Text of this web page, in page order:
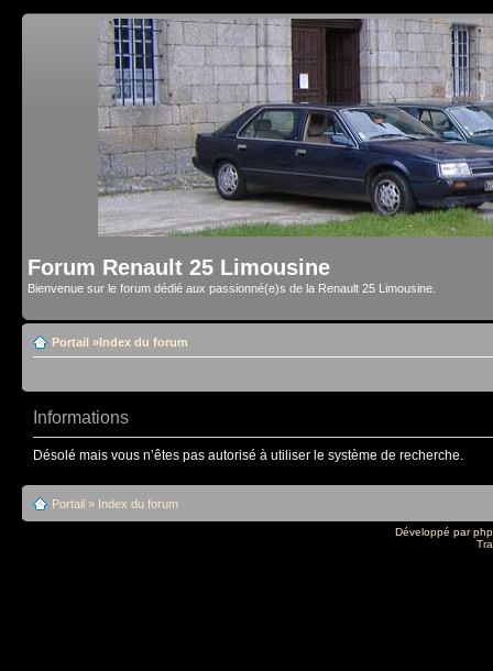
Forum Renault 25 Limousine
Bienvenue sur le forum dédié aux passionné(e)s de la Renault 25 Limousine.
Portail »Index du forum
Informations
Désolé mais vous n’êtes pas autorisé à utiliser le système de recherche.
Portail » Index du forum
Développé par